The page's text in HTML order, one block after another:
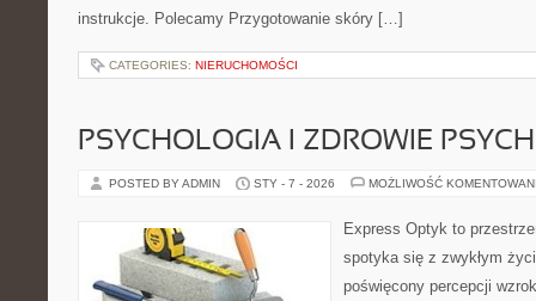
instrukcje. Polecamy Przygotowanie skóry […]
CATEGORIES: NIERUCHOMOŚCI
PSYCHOLOGIA I ZDROWIE
POSTED BY ADMIN STY - 7 - 2026 MOŻLIWOŚĆ
Express Optyk to
spotyka się z zwykłym
poświęcony percepcji